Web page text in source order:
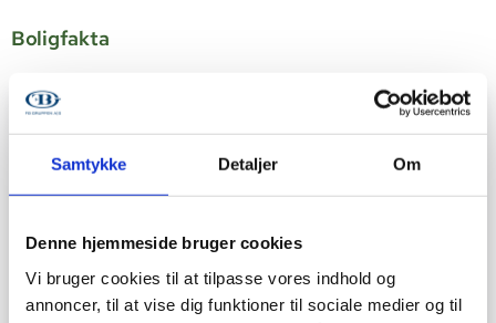
Samtykke Detaljer Om
Denne hjemmeside bruger cookies
Vi bruger cookies til at tilpasse vores indhold og
annoncer, til at vise dig funktioner til sociale medier og til
Boligfakta